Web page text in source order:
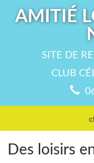
AMITIÉ
SITE DE
CLUB
Des loisirs